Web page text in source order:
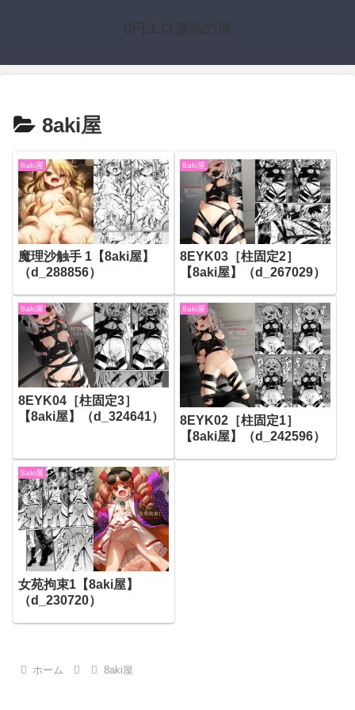
0円エロ漫画の扉
8aki屋
8aki屋
魔理沙触手 1【8aki屋】
（d_288856）
8aki屋
8EYK03［柱固定2］
【8aki屋】（d_267029）
8aki屋
8EYK04［柱固定3］
【8aki屋】（d_324641）
8aki屋
8EYK02［柱固定1］
【8aki屋】（d_242596）
8aki屋
女苑拘束1【8aki屋】
（d_230720）
ホーム 8aki屋